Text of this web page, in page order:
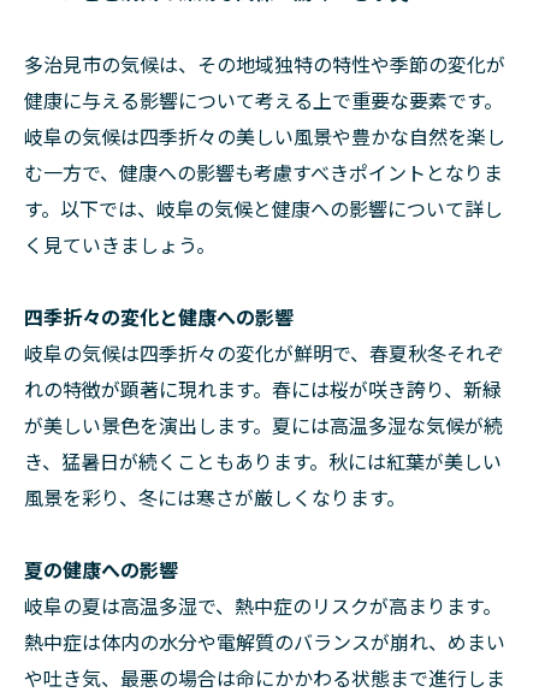
多治見市の気候は、その地域独特の特性や季節の変化が
健康に与える影響について考える上で重要な要素です。
岐阜の気候は四季折々の美しい風景や豊かな自然を楽し
む一方で、健康への影響も考慮すべきポイントとなりま
す。以下では、岐阜の気候と健康への影響について詳し
く見ていきましょう。
四季折々の変化と健康への影響
岐阜の気候は四季折々の変化が鮮明で、春夏秋冬それぞ
れの特徴が顕著に現れます。春には桜が咲き誇り、新緑
が美しい景色を演出します。夏には高温多湿な気候が続
き、猛暑日が続くこともあります。秋には紅葉が美しい
風景を彩り、冬には寒さが厳しくなります。
夏の健康への影響
岐阜の夏は高温多湿で、熱中症のリスクが高まります。
熱中症は体内の水分や電解質のバランスが崩れ、めまい
や吐き気、最悪の場合は命にかかわる状態まで進行しま